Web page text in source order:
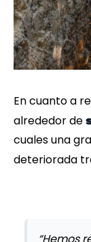
En cuanto a
alrededor de
cuales una
deteriorada